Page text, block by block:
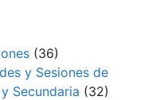
(36)
y Sesiones de
Secundaria (32)